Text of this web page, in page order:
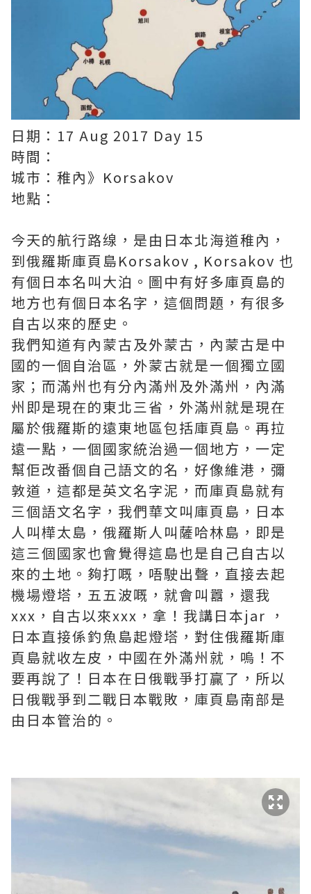
日期：17 Aug 2017 Day 15
時間：
城市：稚內》Korsakov
地點：
今天的航行路缐，是由日本北海道稚內，
到俄羅斯庫頁島Korsakov , Korsakov 也
有個日本名叫大泊。圖中有好多庫頁島的
地方也有個日本名字，這個問題，有很多
自古以來的歷史。
我們知道有內蒙古及外蒙古，內蒙古是中
國的一個自治區，外蒙古就是一個獨立國
家；而滿州也有分內滿州及外滿州，內滿
州即是現在的東北三省，外滿州就是現在
屬於俄羅斯的遠東地區包括庫頁島。再拉
遠一點，一個國家統治過一個地方，一定
幫佢改番個自己語文的名，好像維港，彌
敦道，這都是英文名字泥，而庫頁島就有
三個語文名字，我們華文叫庫頁島，日本
人叫樺太島，俄羅斯人叫薩哈林島，即是
這三個國家也會覺得這島也是自己自古以
來的土地。夠打嘅，唔駛出聲，直接去起
機場燈塔，五五波嘅，就會叫囂，還我
xxx，自古以來xxx，拿！我講日本jar ，
日本直接係釣魚島起燈塔，對住俄羅斯庫
頁島就收左皮，中國在外滿州就，嗚！不
要再說了！日本在日俄戰爭打贏了，所以
日俄戰爭到二戰日本戰敗，庫頁島南部是
由日本管治的。